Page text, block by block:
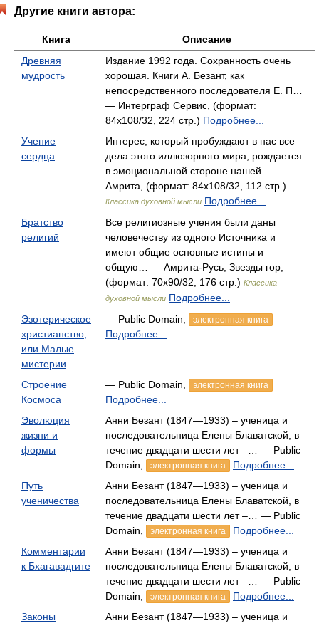
Другие книги автора:
Книга
Описание
Древняя
мудрость
Издание 1992 года. Сохранность очень
хорошая. Книги А. Безант, как
непосредственного последователя Е. П…
— Интерграф Сервис, (формат:
84x108/32, 224 стр.) Подробнее...
Учение
сердца
Интерес, который пробуждают в нас все
дела этого иллюзорного мира, рождается
в эмоциональной стороне нашей… —
Амрита, (формат: 84x108/32, 112 стр.)
Классика духовной мысли Подробнее...
Братство
религий
Все религиозные учения были даны
человечеству из одного Источника и
имеют общие основные истины и
общую… — Амрита-Русь, Звезды гор,
(формат: 70x90/32, 176 стр.) Классика
духовной мысли Подробнее...
Эзотерическое
христианство,
или Малые
мистерии
— Public Domain, электронная книга
Подробнее...
Строение
Космоса
— Public Domain, электронная книга
Подробнее...
Эволюция
жизни и
формы
Анни Безант (1847—1933) – ученица и
последовательница Елены Блаватской, в
течение двадцати шести лет –… — Public
Domain,
электронная книга
Подробнее...
Путь
ученичества
Анни Безант (1847—1933) – ученица и
последовательница Елены Блаватской, в
течение двадцати шести лет –… — Public
Domain,
электронная книга
Подробнее...
Комментарии
к Бхагавадгите
Анни Безант (1847—1933) – ученица и
последовательница Елены Блаватской, в
течение двадцати шести лет –… — Public
Domain,
электронная книга
Подробнее...
Законы
Анни Безант (1847—1933) – ученица и